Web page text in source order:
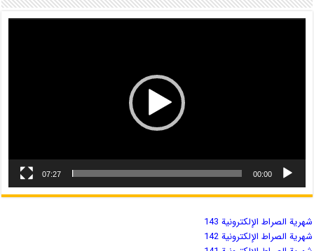
00:00
07:27
شهریة الصراط الإلكترونية 143
شهریة الصراط الإلكترونية 142